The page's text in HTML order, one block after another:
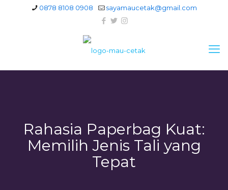
0878 8108 0908 sayamaucetak@gmail.com
Rahasia Paperbag Kuat:
Memilih Jenis Tali yang
Tepat